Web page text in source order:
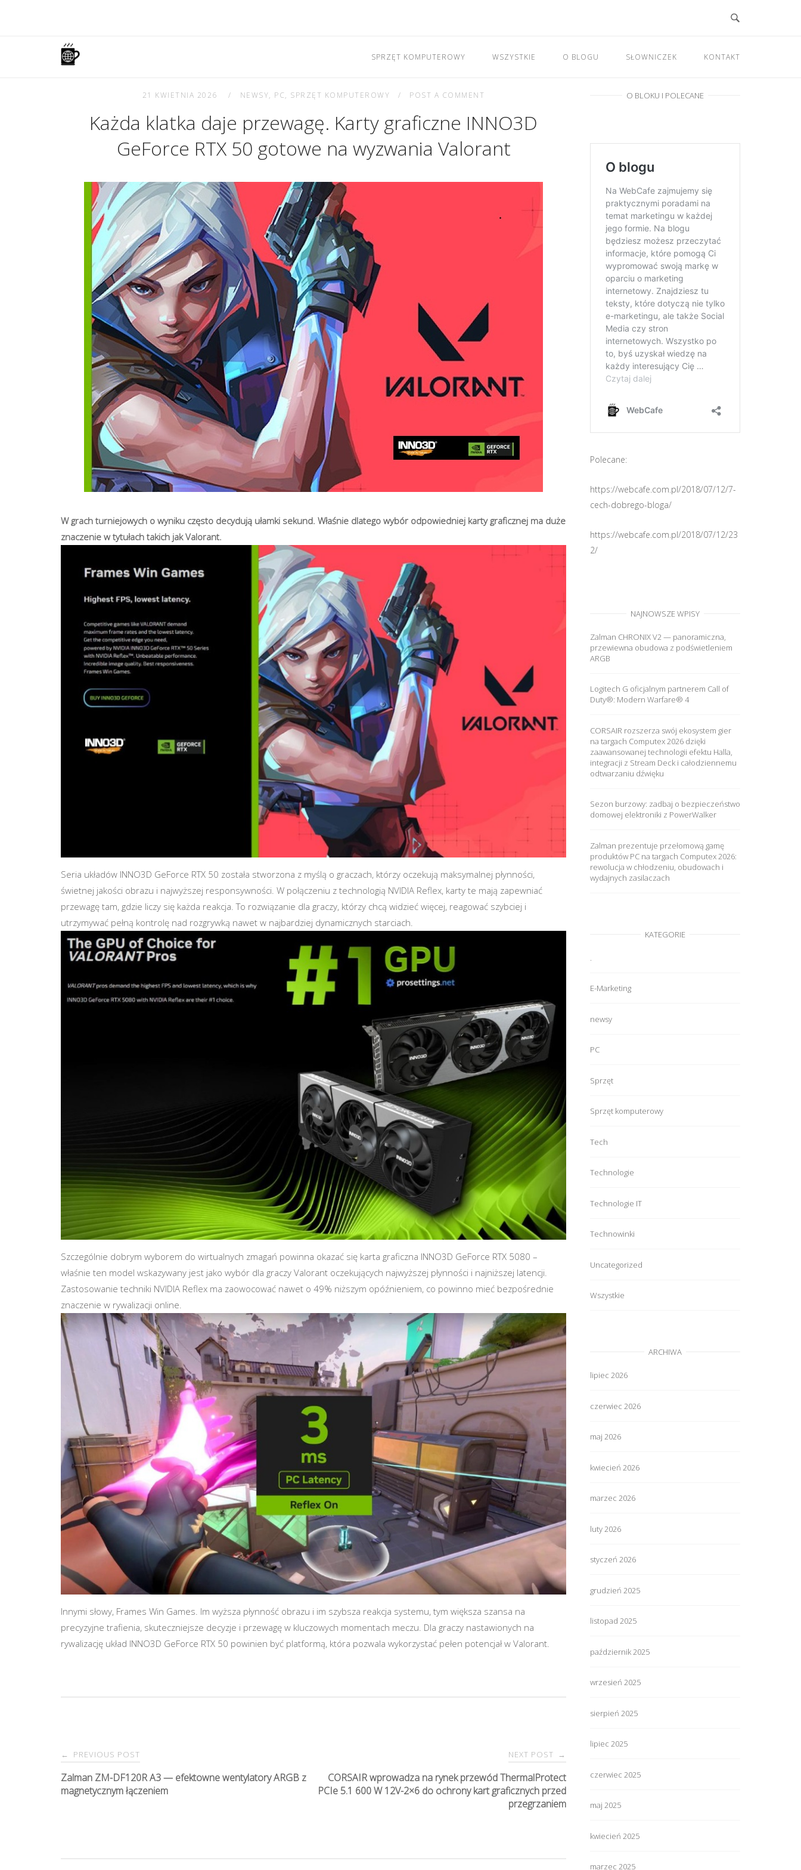
Home
SPRZĘT KOMPUTEROWY WSZYSTKIE O BLOGU SŁOWNICZEK KONTAKT
21 KWIETNIA 2026 NEWSY, PC, SPRZĘT KOMPUTEROWY POST A COMMENT
Każda klatka daje przewagę. Karty graficzne INNO3D
GeForce RTX 50 gotowe na wyzwania Valorant
W grach turniejowych o wyniku często decydują ułamki sekund. Właśnie dlatego wybór odpowiedniej karty graficznej ma duże
znaczenie w tytułach takich jak Valorant.
Seria układów INNO3D GeForce RTX 50 została stworzona z myślą o graczach, którzy oczekują maksymalnej płynności,
świetnej jakości obrazu i najwyższej responsywności. W połączeniu z technologią NVIDIA Reflex, karty te mają zapewniać
przewagę tam, gdzie liczy się każda reakcja. To rozwiązanie dla graczy, którzy chcą widzieć więcej, reagować szybciej i
utrzymywać pełną kontrolę nad rozgrywką nawet w najbardziej dynamicznych starciach.
Szczególnie dobrym wyborem do wirtualnych zmagań powinna okazać się karta graficzna INNO3D GeForce RTX 5080 –
właśnie ten model wskazywany jest jako wybór dla graczy Valorant oczekujących najwyższej płynności i najniższej latencji.
Zastosowanie techniki NVIDIA Reflex ma zaowocować nawet o 49% niższym opóźnieniem, co powinno mieć bezpośrednie
znaczenie w rywalizacji online.
Innymi słowy, Frames Win Games. Im wyższa płynność obrazu i im szybsza reakcja systemu, tym większa szansa na
precyzyjne trafienia, skuteczniejsze decyzje i przewagę w kluczowych momentach meczu. Dla graczy nastawionych na
rywalizację układ INNO3D GeForce RTX 50 powinien być platformą, która pozwala wykorzystać pełen potencjał w Valorant.
P
o
← PREVIOUS POST
Zalman ZM-DF120R A3 — efektowne wentylatory ARGB z
magnetycznym łączeniem
NEXT POST →
CORSAIR wprowadza na rynek przewód ThermalProtect
PCIe 5.1 600 W 12V-2×6 do ochrony kart graficznych przed
przegrzaniem
O BLOKU I POLECANE
Polecane:
https://webcafe.com.pl/2018/07/12/7-
cech-dobrego-bloga/
https://webcafe.com.pl/2018/07/12/23
2/
NAJNOWSZE WPISY
Zalman CHRONIX V2 — panoramiczna,
przewiewna obudowa z podświetleniem
ARGB
Logitech G oficjalnym partnerem Call of
Duty®: Modern Warfare® 4
CORSAIR rozszerza swój ekosystem gier
na targach Computex 2026 dzięki
zaawansowanej technologii efektu Halla,
integracji z Stream Deck i całodziennemu
odtwarzaniu dźwięku
Sezon burzowy: zadbaj o bezpieczeństwo
domowej elektroniki z PowerWalker
Zalman prezentuje przełomową gamę
produktów PC na targach Computex 2026:
rewolucja w chłodzeniu, obudowach i
wydajnych zasilaczach
KATEGORIE
.
E-Marketing
newsy
PC
Sprzęt
Sprzęt komputerowy
Tech
Technologie
Technologie IT
Technowinki
Uncategorized
Wszystkie
ARCHIWA
lipiec 2026
czerwiec 2026
maj 2026
kwiecień 2026
marzec 2026
luty 2026
styczeń 2026
grudzień 2025
listopad 2025
październik 2025
wrzesień 2025
sierpień 2025
lipiec 2025
czerwiec 2025
maj 2025
kwiecień 2025
marzec 2025